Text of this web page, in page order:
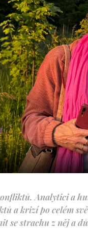
Analytici a
a krizí po celém
se strachu z něj a